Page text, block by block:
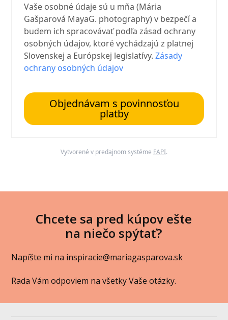
Vaše osobné údaje sú u mňa (Mária
Gašparová MayaG. photography) v bezpečí a
budem ich spracovávať podľa zásad ochrany
osobných údajov, ktoré vychádzajú z platnej
Slovenskej a Európskej legislatívy.Zásady
ochrany osobných údajov
Objednávam s povinnosťou
platby
Vytvorené v predajnom systéme FAPI.
Chcete sa pred kúpov ešte
na niečo spýtať?
Napíšte mi na inspiracie@mariagasparova.sk
Rada Vám odpoviem na všetky Vaše otázky.